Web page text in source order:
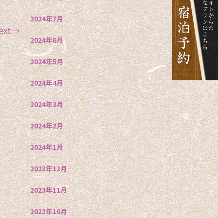
2024年7月
2024年6月
2024年5月
2024年4月
2024年3月
2024年2月
2024年1月
2023年12月
2023年11月
2023年10月